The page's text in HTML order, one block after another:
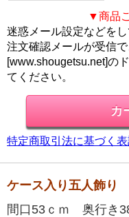
▼商品
迷惑メール設定などを
注文確認メールが受信
[www.shougetsu.net]の
てください。
特定商取引法に基づく
ケース入り五人飾り
間口53ｃｍ 奥行き